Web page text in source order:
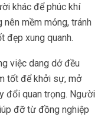
khác để phúc khí
mềm mỏng, tránh
đẹp xung quanh.
việc dang dở đều
tốt để khởi sự, mở
đổi quan trọng. Người
đỡ từ đồng nghiệp